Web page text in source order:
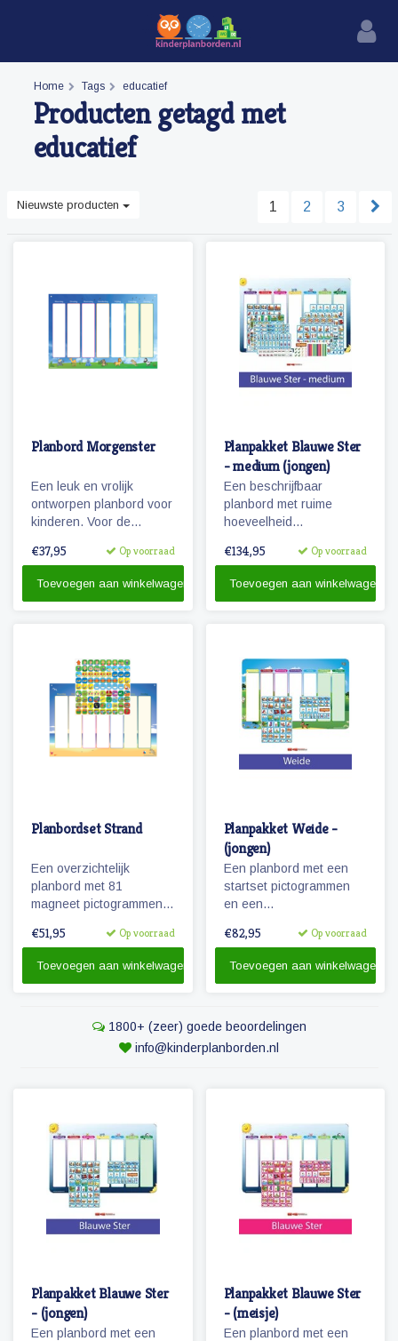
Home Tags educatief
Producten getagd met
educatief
Nieuwste producten 1 2 3
Planbord Morgenster
Een leuk en vrolijk
ontworpen planbord voor
kinderen. Voor de
de dagen herkenbaar
leuke afbeeldingen van
€37,95 Op voorraad
Toevoegen aan winkelwagen
Planpakket Blauwe Ster
- medium (jongen)
Een beschrijfbaar
planbord met ruime
hoeveelheid
pictogrammen voor een
Herkenbaarheid van de
€134,95 Op voorraad
Toevoegen aan winkelwagen
Planbordset Strand
Een overzichtelijk
planbord met 81
magneet pictogrammen
zichtbare dagplanning
educatieve set.
€51,95 Op voorraad
Toevoegen aan winkelwagen
Planpakket Weide -
(jongen)
Een planbord met een
startset pictogrammen
en een
€82,95 Op voorraad
Toevoegen aan winkelwagen
1800+ (zeer) goede beoordelingen
info@kinderplanborden.nl
Planpakket Blauwe Ster
- (jongen)
Een planbord met een
Planpakket Blauwe Ster
- (meisje)
Een planbord met een